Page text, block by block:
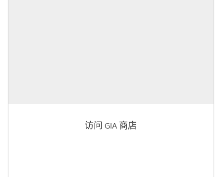
访问 GIA 商店